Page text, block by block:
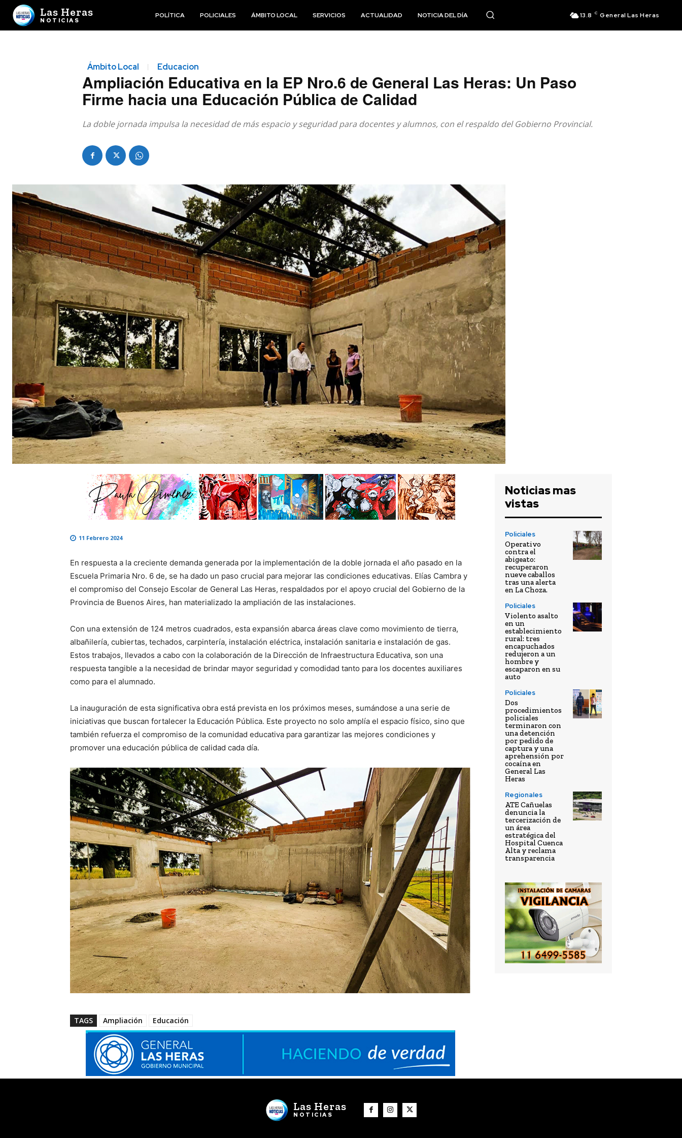
Las Heras
NOTICIAS
POLÍTICA POLICIALES ÁMBITO LOCAL SERVICIOS ACTUALIDAD NOTICIA DEL DÍA 13.8 C General Las Heras
Ámbito Local Educacion
Ampliación Educativa en la EP Nro.6 de General Las Heras: Un Paso
Firme hacia una Educación Pública de Calidad
La doble jornada impulsa la necesidad de más espacio y seguridad para docentes y alumnos, con el respaldo del Gobierno Provincial.
11 Febrero 2024
En respuesta a la creciente demanda generada por la implementación de la doble jornada el año pasado en la
Escuela Primaria Nro. 6 de, se ha dado un paso crucial para mejorar las condiciones educativas. Elías Cambra y
el compromiso del Consejo Escolar de General Las Heras, respaldados por el apoyo crucial del Gobierno de la
Provincia de Buenos Aires, han materializado la ampliación de las instalaciones.
Con una extensión de 124 metros cuadrados, esta expansión abarca áreas clave como movimiento de tierra,
albañilería, cubiertas, techados, carpintería, instalación eléctrica, instalación sanitaria e instalación de gas.
Estos trabajos, llevados a cabo con la colaboración de la Dirección de Infraestructura Educativa, son una
respuesta tangible a la necesidad de brindar mayor seguridad y comodidad tanto para los docentes auxiliares
como para el alumnado.
La inauguración de esta significativa obra está prevista en los próximos meses, sumándose a una serie de
iniciativas que buscan fortalecer la Educación Pública. Este proyecto no solo amplía el espacio físico, sino que
también refuerza el compromiso de la comunidad educativa para garantizar las mejores condiciones y
promover una educación pública de calidad cada día.
TAGS Ampliación Educación
Noticias mas
vistas
Policiales
Operativo
contra el
abigeato:
recuperaron
nueve caballos
tras una alerta
en La Choza.
Policiales
Violento asalto
en un
establecimiento
rural: tres
encapuchados
redujeron a un
hombre y
escaparon en su
auto
Policiales
Dos
procedimientos
policiales
terminaron con
una detención
por pedido de
captura y una
aprehensión por
cocaína en
General Las
Heras
Regionales
ATE Cañuelas
denuncia la
tercerización de
un área
estratégica del
Hospital Cuenca
Alta y reclama
transparencia
Las Heras
NOTICIAS